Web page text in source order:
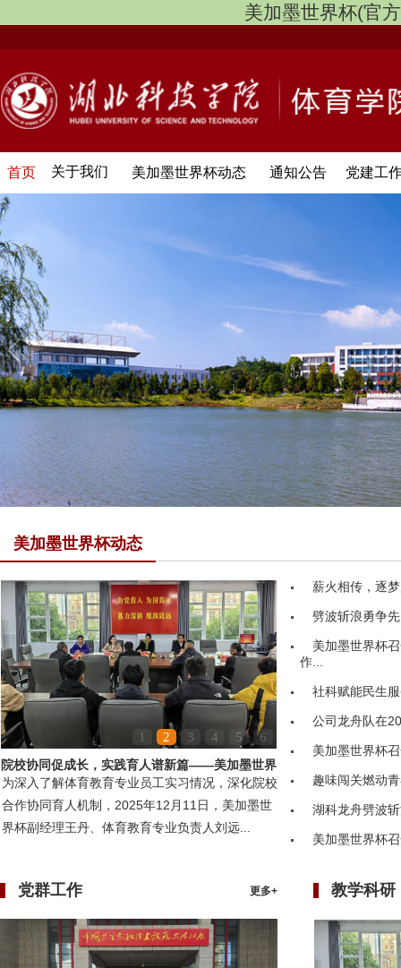
美加墨世界杯(官
首页 关于我们 美加墨世界杯动态 通知公告 党建工
美加墨世界杯动态
1 2 3 4 5
6
院校协同促成长，实践育人谱新篇——美加墨世界
杯领导赴嘉鱼县第...
为深入了解体育教育专业员工实习情况，深化院校
合作协同育人机制，2025年12月11日，美加墨世
界杯副经理王丹、体育教育专业负责人刘远...
薪火相传，逐
劈波斩浪勇争
美加墨世界杯
作...
社科赋能民生
公司龙舟队在
美加墨世界杯
趣味闯关燃动
湖科龙舟劈波
美加墨世界杯
更多+
党群工作 教学科研